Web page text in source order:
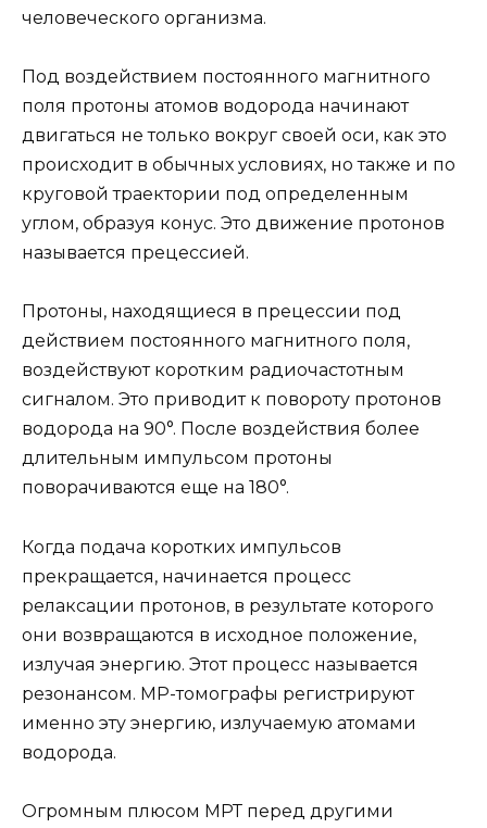
человеческого организма.
Под воздействием постоянного магнитного
поля протоны атомов водорода начинают
двигаться не только вокруг своей оси, как это
происходит в обычных условиях, но также и по
круговой траектории под определенным
углом, образуя конус. Это движение протонов
называется прецессией.
Протоны, находящиеся в прецессии под
действием постоянного магнитного поля,
воздействуют коротким радиочастотным
сигналом. Это приводит к повороту протонов
водорода на 90°. После воздействия более
длительным импульсом протоны
поворачиваются еще на 180°.
Когда подача коротких импульсов
прекращается, начинается процесс
релаксации протонов, в результате которого
они возвращаются в исходное положение,
излучая энергию. Этот процесс называется
резонансом. МР-томографы регистрируют
именно эту энергию, излучаемую атомами
водорода.
Огромным плюсом МРТ перед другими